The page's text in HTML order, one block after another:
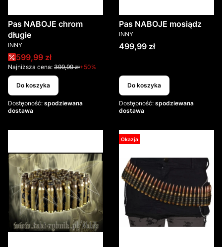
Pas NABOJE chrom
długie
PRODUCENT
INNY
Cena promocyjna
599,99 zł
Najniższa cena: 399,99 zł+50%
Do koszyka
Dostępność: spodziewana
dostawa
Pas NABOJE mosiądz
PRODUCENT
INNY
Cena
499,99 zł
Do koszyka
Dostępność: spodziewana
dostawa
Okazja